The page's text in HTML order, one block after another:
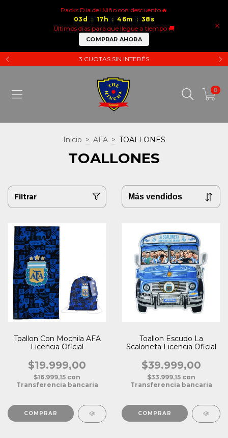
×
Packs Dia del Niño con descuento🔥
03 d : 17 h : 46m : 38 s
Últimos días para que llegue a tiempo 🚚
COMPRAR AHORA
3 CUOTAS SIN INTERÉS
0
Inicio > AFA > TOALLONES
TOALLONES
Filtrar
Toallon Con Mochila AFA
Licencia Oficial
$19.999,00
$16.999,15 con
Transferencia bancaria
Toallon Escudo La
Scaloneta Licencia Oficial
$39.999,00
$33.999,15 con
Transferencia bancaria